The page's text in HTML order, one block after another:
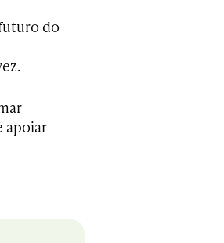
do
apoiar